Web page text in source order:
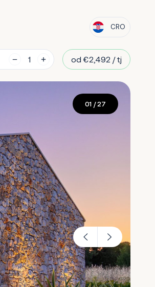
CRO
od €2,492 / tj
01 / 27